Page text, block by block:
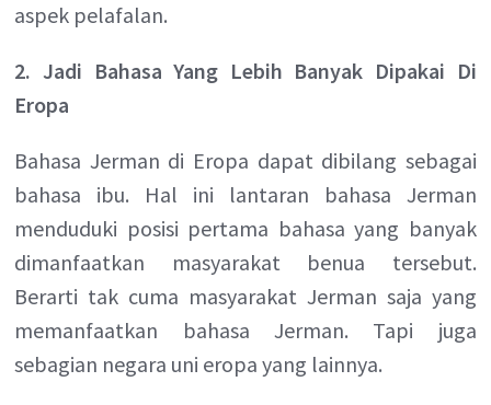
aspek pelafalan.
2. Jadi Bahasa Yang Lebih Banyak Dipakai Di
Eropa
Bahasa Jerman di Eropa dapat dibilang sebagai
bahasa ibu. Hal ini lantaran bahasa Jerman
menduduki posisi pertama bahasa yang banyak
dimanfaatkan masyarakat benua tersebut.
Berarti tak cuma masyarakat Jerman saja yang
memanfaatkan bahasa Jerman. Tapi juga
sebagian negara uni eropa yang lainnya.